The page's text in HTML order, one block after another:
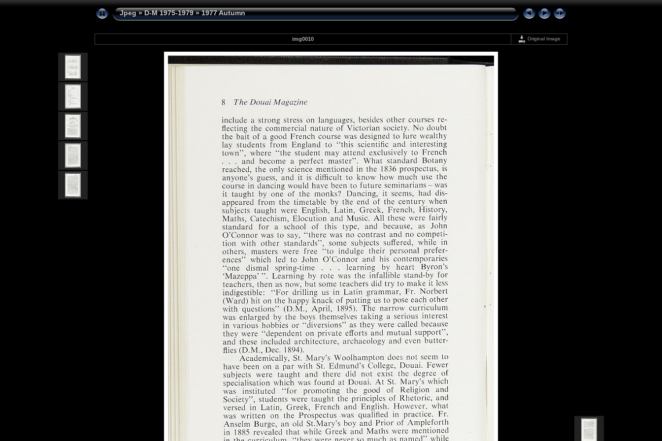
Jpeg»D-M 1975-1979»1977 Autumn
img0010 Original Image